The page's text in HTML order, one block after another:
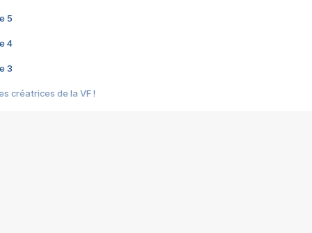
5
4
3
créatrices de la VF !